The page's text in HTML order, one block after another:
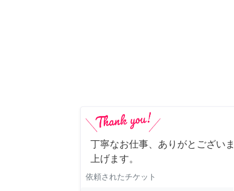
丁寧なお仕事、ありがとござい
上げます。
依頼されたチケット